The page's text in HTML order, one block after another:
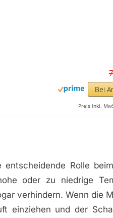
Bei
Preis inkl.
Rolle
oder zu niedrige
verhindern. Wenn die
einziehen und der